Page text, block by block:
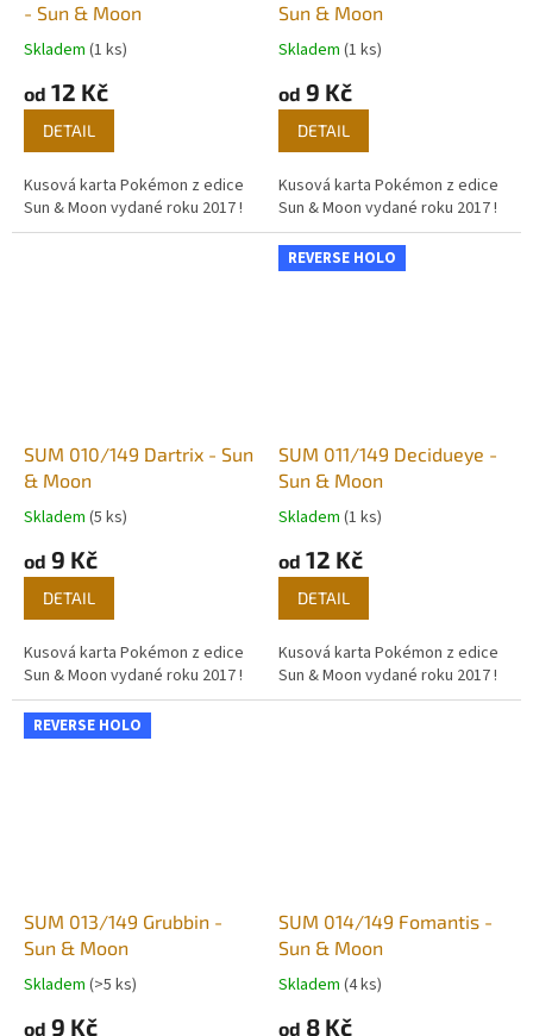
- Sun & Moon
Skladem (1 ks)
od 12 Kč
DETAIL
Kusová karta Pokémon z edice
Sun & Moon vydané roku 2017 !
Sun & Moon
Skladem (1 ks)
od 9 Kč
DETAIL
Kusová karta Pokémon z edice
Sun & Moon vydané roku 2017 !
SUM 010/149 Dartrix - Sun
& Moon
Skladem (5 ks)
od 9 Kč
DETAIL
Kusová karta Pokémon z edice
Sun & Moon vydané roku 2017 !
REVERSE HOLO
SUM 011/149 Decidueye -
Sun & Moon
Skladem (1 ks)
od 12 Kč
DETAIL
Kusová karta Pokémon z edice
Sun & Moon vydané roku 2017 !
REVERSE HOLO
SUM 013/149 Grubbin -
Sun & Moon
Skladem (>5 ks)
od 9 Kč
SUM 014/149 Fomantis -
Sun & Moon
Skladem (4 ks)
od 8 Kč